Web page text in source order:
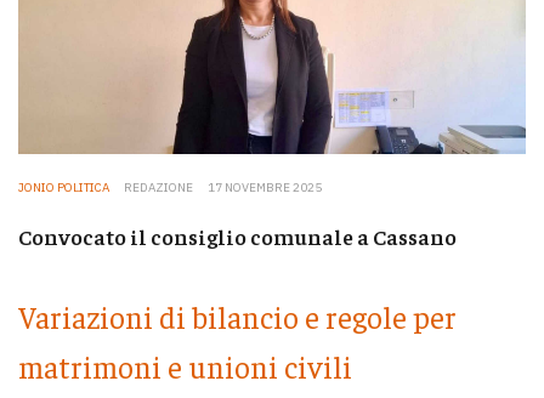
JONIO POLITICA REDAZIONE 17 NOVEMBRE 2025
Convocato il consiglio comunale a Cassano
Variazioni di bilancio e regole per
matrimoni e unioni civili